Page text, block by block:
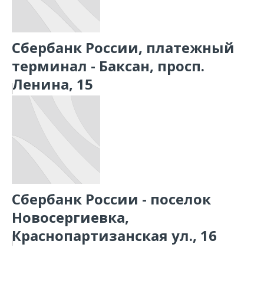
Сбербанк России, платежный
терминал - Баксан, просп.
Ленина, 15
Сбербанк России - поселок
Новосергиевка,
Краснопартизанская ул., 16